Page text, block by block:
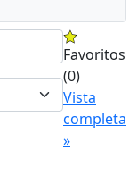
Favoritos
(0)
Vista
completa
»